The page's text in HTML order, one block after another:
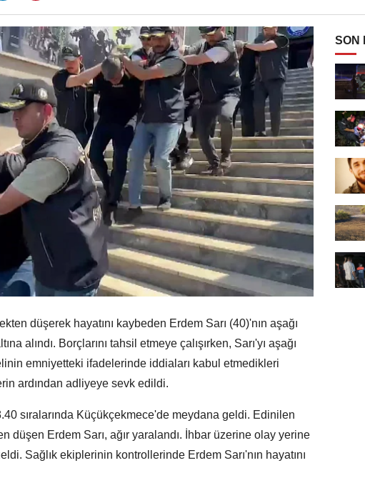
düşerek hayatını kaybeden Erdem Sarı (40)'nın aşağı
alındı. Borçlarını tahsil etmeye çalışırken, Sarı'yı aşağı
emniyetteki ifadelerinde iddiaları kabul etmedikleri
ardından adliyeye sevk edildi.
sıralarında Küçükçekmece'de meydana geldi. Edinilen
düşen Erdem Sarı, ağır yaralandı. İhbar üzerine olay yerine
Sağlık ekiplerinin kontrollerinde Erdem Sarı'nın hayatını
SON